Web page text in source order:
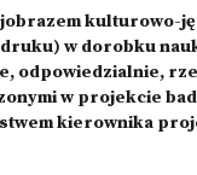
kulturowo-
w dorobku
odpowiedzialnie,
w projekcie
kierownika